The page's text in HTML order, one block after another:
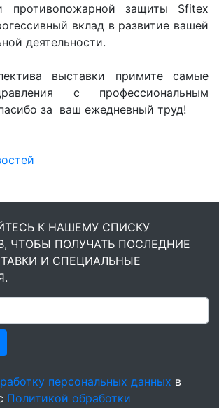
противопожарной защиты Sfitex
вклад в развитие вашей
деятельности.
выставки примите самые
с профессиональным
за ваш ежедневный труд!
К НАШЕМУ СПИСКУ
ЧТОБЫ ПОЛУЧАТЬ ПОСЛЕДНИЕ
И СПЕЦИАЛЬНЫЕ
персональных данных в
Политикой обработки